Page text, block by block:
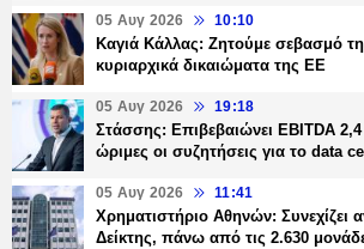
05 Αυγ 2026 10:10
Καγιά Κάλλας: Ζητούμε σεβασμό
κυριαρχικά δικαιώματα της ΕΕ
05 Αυγ 2026 19:18
Στάσσης: Επιβεβαιώνει EBITDA 2,4
ώριμες οι συζητήσεις για το data
05 Αυγ 2026 11:41
Χρηματιστήριο Αθηνών: Συνεχίζει
Δείκτης, πάνω από τις 2.630